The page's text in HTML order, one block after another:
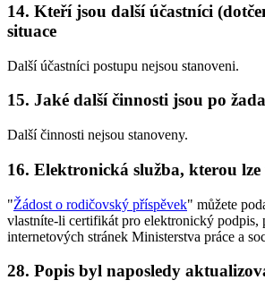
14. Kteří jsou další účastníci
situace
Další účastníci postupu nejsou stanoveni.
15. Jaké další činnosti jsou po
Další činnosti nejsou stanoveny.
16. Elektronická služba, kterou
"Žádost o rodičovský příspěvek" můžete
vlastníte-li certifikát pro elektronický podpis,
internetových stránek Ministerstva práce a
28. Popis byl naposledy